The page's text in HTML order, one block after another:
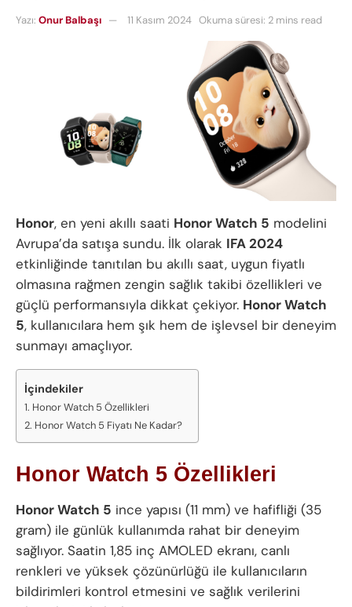
Yazı: Onur Balbaşı 11 Kasım 2024 Okuma süresi: 2 mins read
Honor, en yeni akıllı saati Honor Watch 5 modelini
Avrupa’da satışa sundu. İlk olarak IFA 2024
etkinliğinde tanıtılan bu akıllı saat, uygun fiyatlı
olmasına rağmen zengin sağlık takibi özellikleri ve
güçlü performansıyla dikkat çekiyor. Honor Watch
5, kullanıcılara hem şık hem de işlevsel bir deneyim
sunmayı amaçlıyor.
İçindekiler
Honor Watch 5 Özellikleri
Honor Watch 5 Fiyatı Ne Kadar?
Honor Watch 5 Özellikleri
Honor Watch 5 ince yapısı (11 mm) ve hafifliği (35
gram) ile günlük kullanımda rahat bir deneyim
sağlıyor. Saatin 1,85 inç AMOLED ekranı, canlı
renkleri ve yüksek çözünürlüğü ile kullanıcıların
bildirimleri kontrol etmesini ve sağlık verilerini